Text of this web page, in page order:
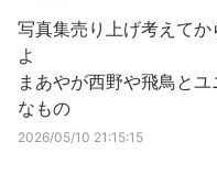
写真集売り上げ考えて
よ
まあやが西野や飛鳥と
なもの
2026/05/10 21:15:15